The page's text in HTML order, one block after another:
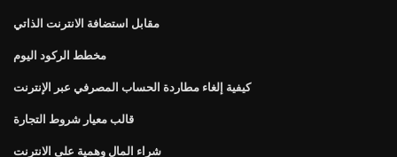
مقابل استضافة الانترنت الذاتي
مخطط الركود اليوم
كيفية إلغاء مطاردة الحساب المصرفي عبر الإنترنت
قالب معيار شروط التجارة
شراء المال وهمية على الانترنت